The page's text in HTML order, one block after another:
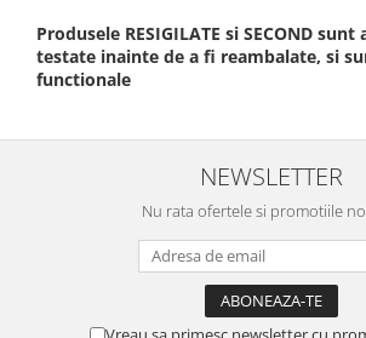
Produsele RESIGILATE si SECOND
testate inainte de a fi reambalate, si
functionale
NEWSLETTER
Nu rata ofertele si promotiile